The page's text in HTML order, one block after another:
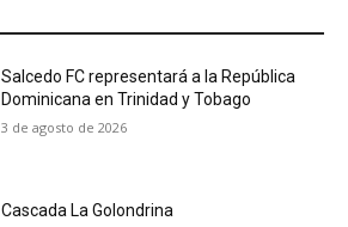
Salcedo FC representará a la República
Dominicana en Trinidad y Tobago
3 de agosto de 2026
Cascada La Golondrina